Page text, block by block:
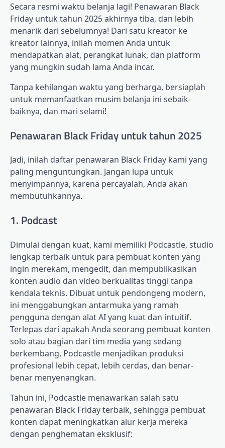
Secara resmi waktu belanja lagi! Penawaran Black
Friday untuk tahun 2025 akhirnya tiba, dan lebih
menarik dari sebelumnya! Dari satu kreator ke
kreator lainnya, inilah momen Anda untuk
mendapatkan alat, perangkat lunak, dan platform
yang mungkin sudah lama Anda incar.
Tanpa kehilangan waktu yang berharga, bersiaplah
untuk memanfaatkan musim belanja ini sebaik-
baiknya, dan mari selami!
Penawaran Black Friday untuk tahun 2025
Jadi, inilah daftar penawaran Black Friday kami yang
paling menguntungkan. Jangan lupa untuk
menyimpannya, karena percayalah, Anda akan
membutuhkannya.
1. Podcast
Dimulai dengan kuat, kami memiliki Podcastle, studio
lengkap terbaik untuk para pembuat konten yang
ingin merekam, mengedit, dan mempublikasikan
konten audio dan video berkualitas tinggi tanpa
kendala teknis. Dibuat untuk pendongeng modern,
ini menggabungkan antarmuka yang ramah
pengguna dengan alat AI yang kuat dan intuitif.
Terlepas dari apakah Anda seorang pembuat konten
solo atau bagian dari tim media yang sedang
berkembang, Podcastle menjadikan produksi
profesional lebih cepat, lebih cerdas, dan benar-
benar menyenangkan.
Tahun ini, Podcastle menawarkan salah satu
penawaran Black Friday terbaik, sehingga pembuat
konten dapat meningkatkan alur kerja mereka
dengan penghematan eksklusif: